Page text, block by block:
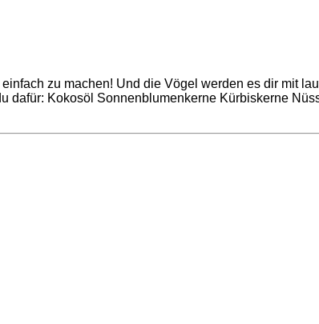
zu machen! Und die Vögel werden es dir mit
dafür: Kokosöl Sonnenblumenkerne Kürbiskerne